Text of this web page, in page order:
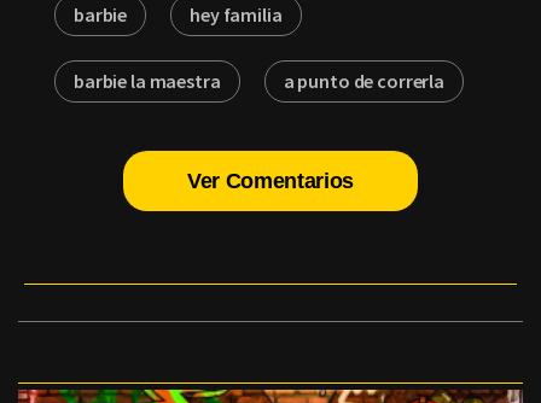
barbie hey familia
barbie la maestra a punto de correrla
Ver Comentarios